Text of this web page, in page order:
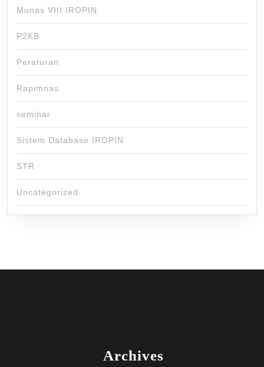
Munas VIII IROPIN
P2KB
Peraturan
Rapimnas
seminar
Sistem Database IROPIN
STR
Uncategorized
Archives